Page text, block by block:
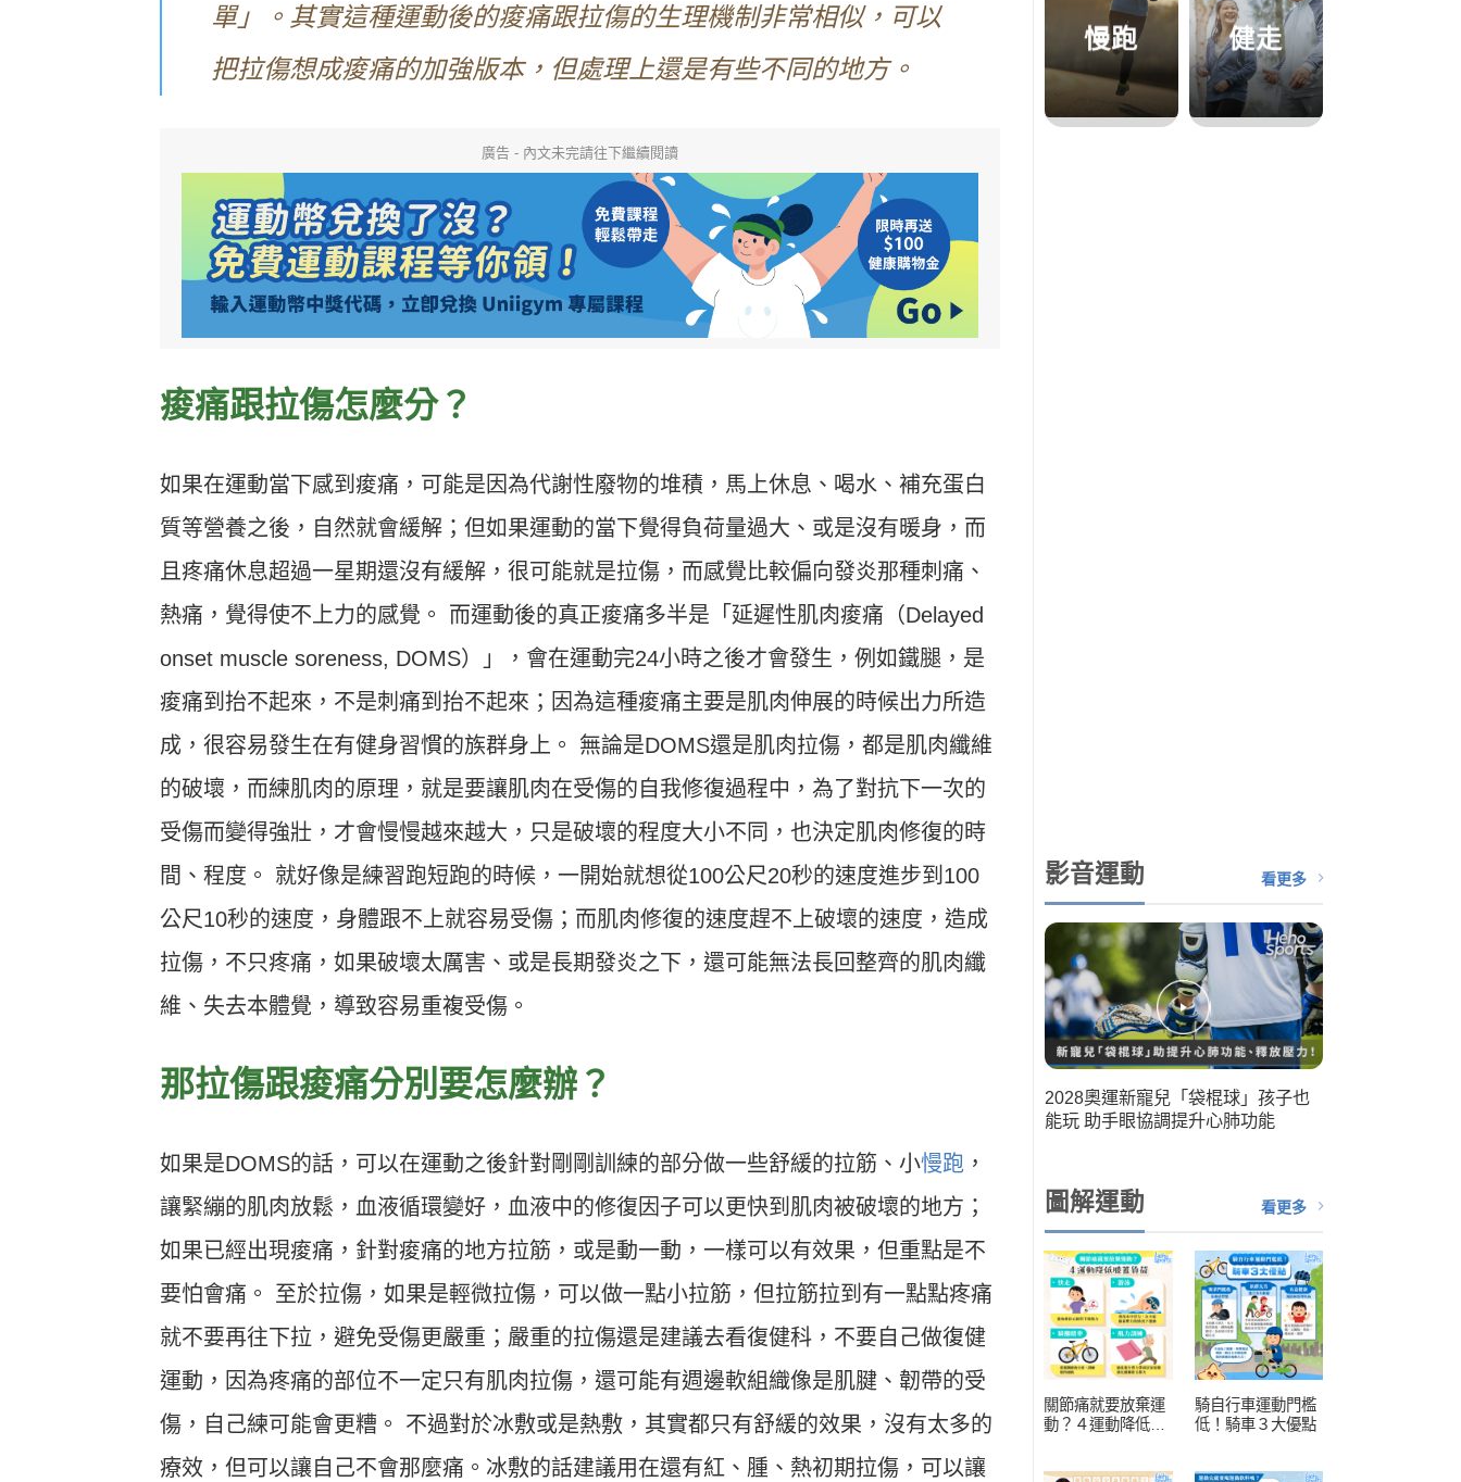
單」。其實這種運動後的痠痛跟拉傷的生理機制非常相似，可以
把拉傷想成痠痛的加強版本，但處理上還是有些不同的地方。
廣告 - 內文未完請往下繼續閱讀
痠痛跟拉傷怎麼分？
如果在運動當下感到痠痛，可能是因為代謝性廢物的堆積，馬上休息、喝水、補充蛋白
質等營養之後，自然就會緩解；但如果運動的當下覺得負荷量過大、或是沒有暖身，而
且疼痛休息超過一星期還沒有緩解，很可能就是拉傷，而感覺比較偏向發炎那種刺痛、
熱痛，覺得使不上力的感覺。
而運動後的真正痠痛多半是「延遲性肌肉痠痛（Delayed
onset muscle soreness, DOMS）」，會在運動完24小時之後才會發生，例如鐵腿，是
痠痛到抬不起來，不是刺痛到抬不起來；因為這種痠痛主要是肌肉伸展的時候出力所造
成，很容易發生在有健身習慣的族群身上。
無論是DOMS還是肌肉拉傷，都是肌肉纖維
的破壞，而練肌肉的原理，就是要讓肌肉在受傷的自我修復過程中，為了對抗下一次的
受傷而變得強壯，才會慢慢越來越大，只是破壞的程度大小不同，也決定肌肉修復的時
間、程度。
就好像是練習跑短跑的時候，一開始就想從100公尺20秒的速度進步到100
公尺10秒的速度，身體跟不上就容易受傷；而肌肉修復的速度趕不上破壞的速度，造成
拉傷，不只疼痛，如果破壞太厲害、或是長期發炎之下，還可能無法長回整齊的肌肉纖
維、失去本體覺，導致容易重複受傷。
那拉傷跟痠痛分別要怎麼辦？
如果是DOMS的話，可以在運動之後針對剛剛訓練的部分做一些舒緩的拉筋、小慢跑 ，
讓緊繃的肌肉放鬆，血液循環變好，血液中的修復因子可以更快到肌肉被破壞的地方；
如果已經出現痠痛，針對痠痛的地方拉筋，或是動一動，一樣可以有效果，但重點是不
要怕會痛。
至於拉傷，如果是輕微拉傷，可以做一點小拉筋，但拉筋拉到有一點點疼痛
就不要再往下拉，避免受傷更嚴重；嚴重的拉傷還是建議去看復健科，不要自己做復健
運動，因為疼痛的部位不一定只有肌肉拉傷，還可能有週邊軟組織像是肌腱、韌帶的受
傷，自己練可能會更糟。
不過對於冰敷或是熱敷，其實都只有舒緩的效果，沒有太多的
療效，但可以讓自己不會那麼痛。冰敷的話建議用在還有紅、腫、熱初期拉傷，可以讓
慢跑 健走
影音運動 看更多
2028奧運新寵兒「袋棍球」孩子也
能玩 助手眼協調提升心肺功能
Heho運動科技大調查｜健康整合服
Heho運動科技大調查｜科技體適能
鍵角色
圖解運動 看更多
關節痛就要放棄運
動？４運動降低膝
騎自行車運動門檻
低！騎車３大優點